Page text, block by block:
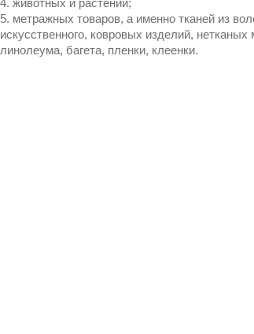
животных и растений;
метражных товаров, а именно тканей из
искусственного, ковровых изделий,
линолеума, багета, пленки, клеенки.